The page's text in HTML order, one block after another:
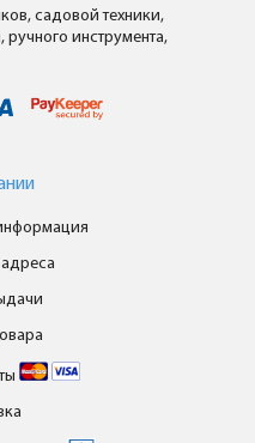
садовой техники,
инструмента,